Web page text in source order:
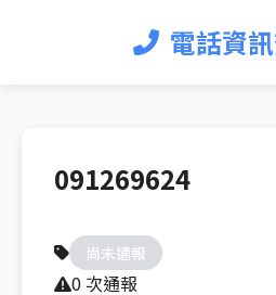
電話資
091269624
尚未通報
0 次通報